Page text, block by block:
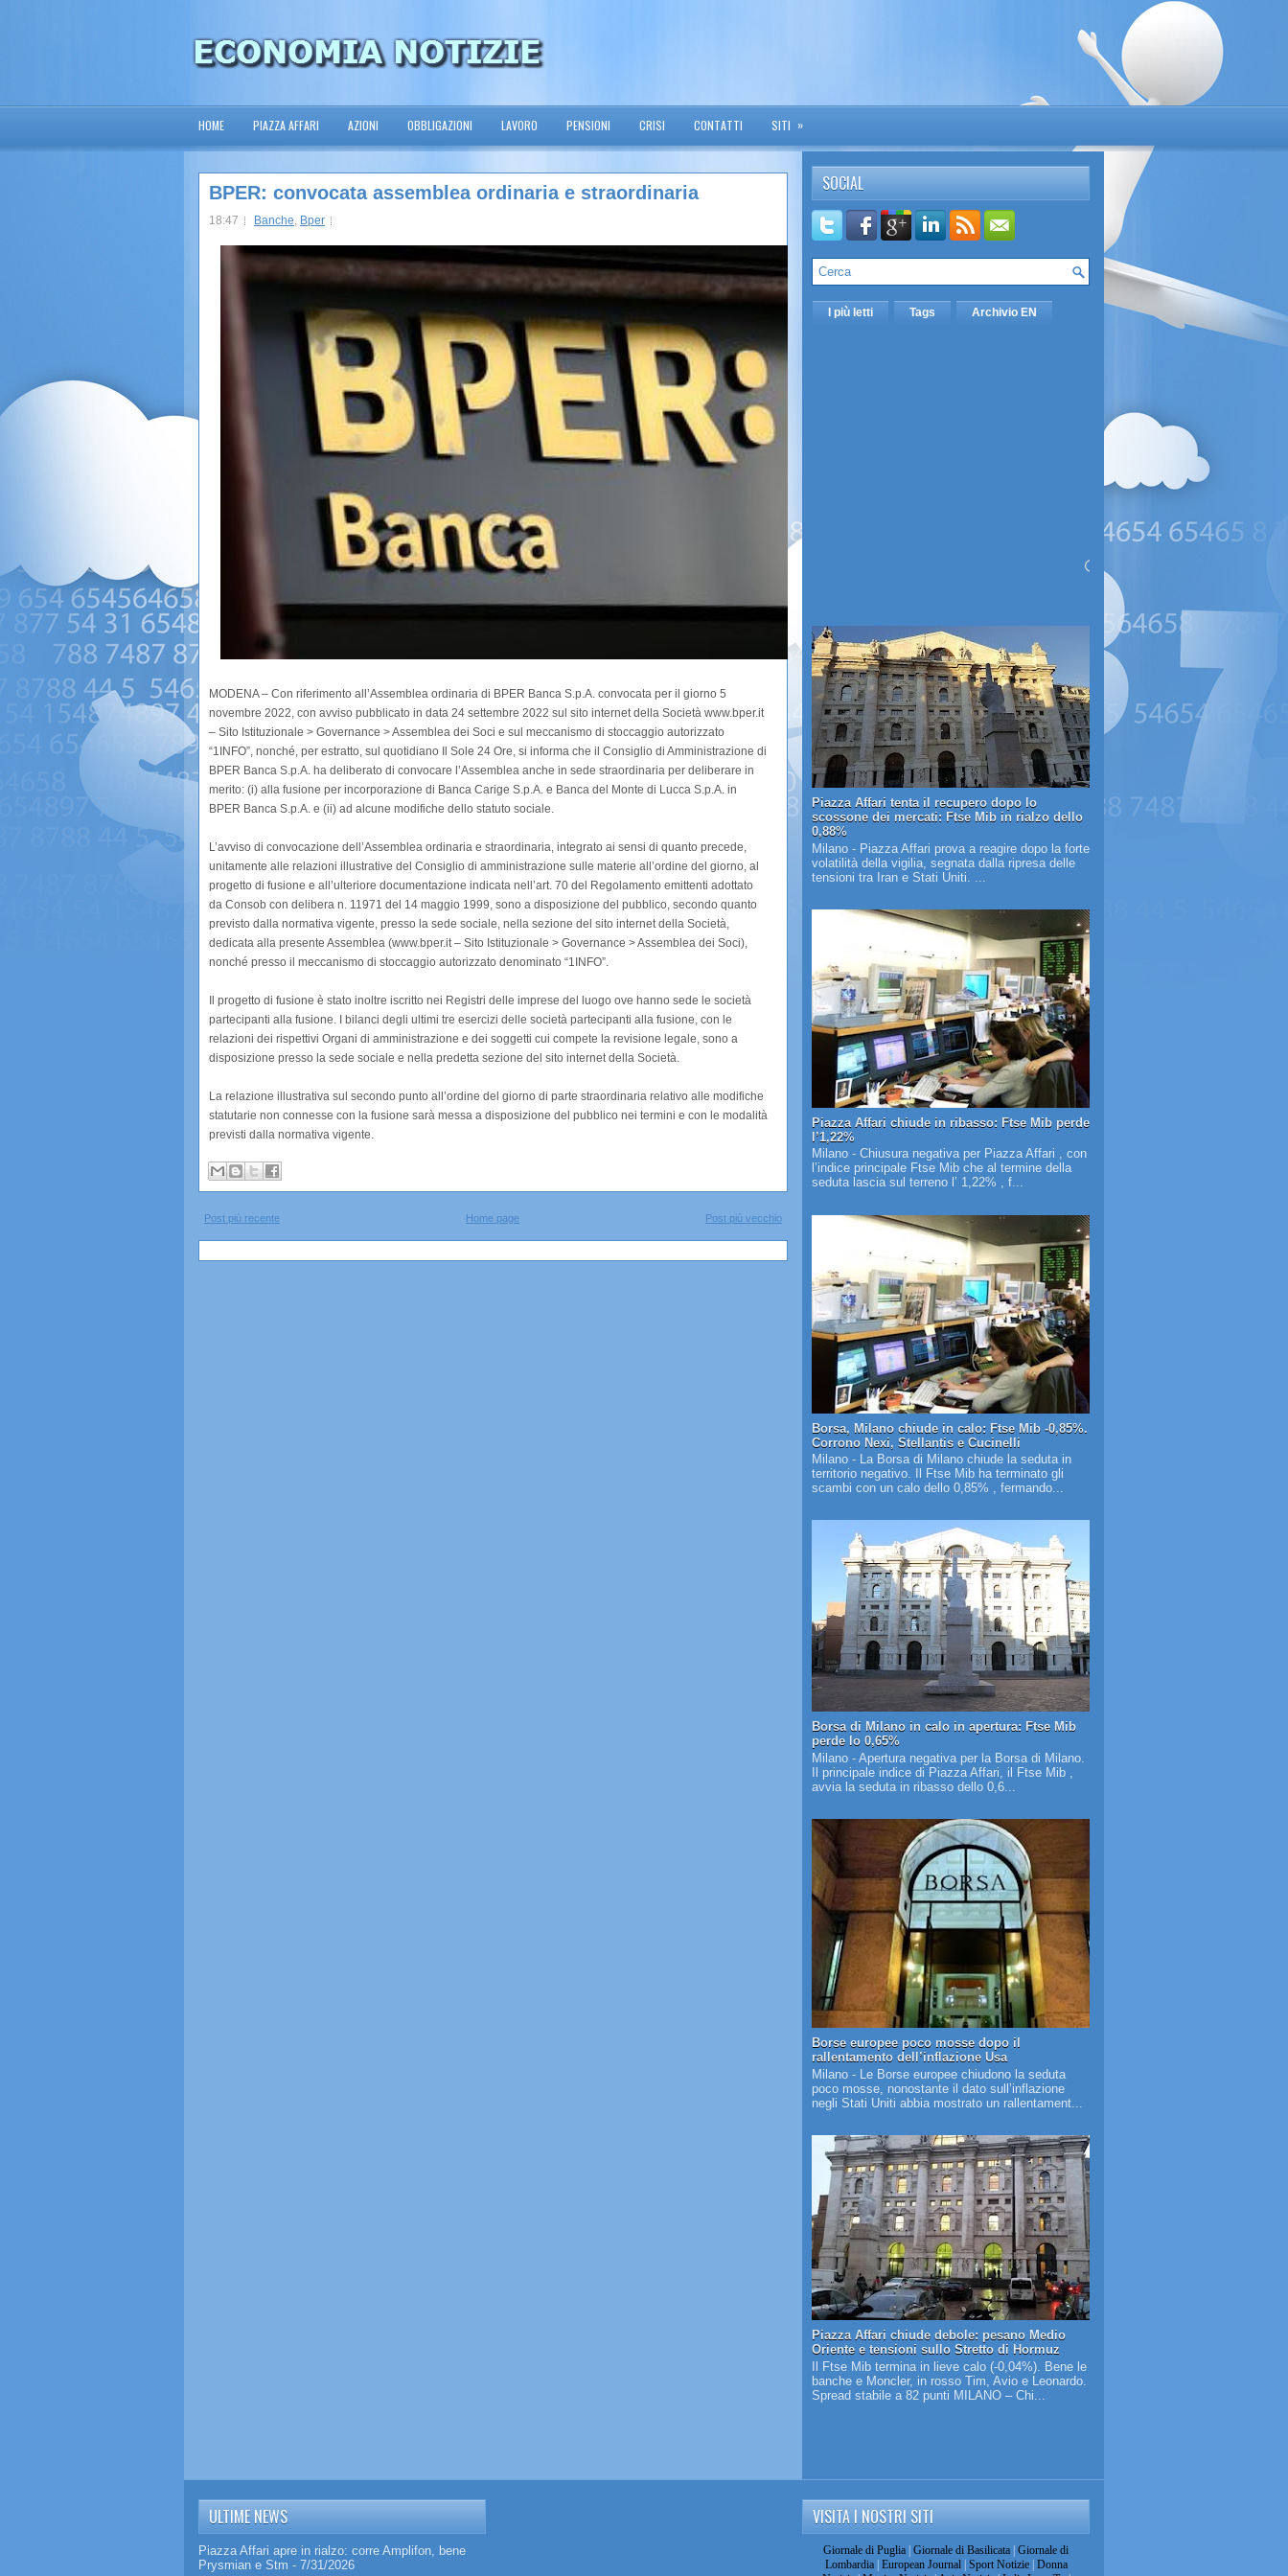
HOME PIAZZA AFFARI AZIONI OBBLIGAZIONI LAVORO PENSIONI CRISI CONTATTI SITI »
BPER: convocata assemblea ordinaria e straordinaria
18:47 Banche, Bper
MODENA – Con riferimento all’Assemblea ordinaria di BPER Banca S.p.A. convocata per il giorno 5
novembre 2022, con avviso pubblicato in data 24 settembre 2022 sul sito internet della Società www.bper.it
– Sito Istituzionale > Governance > Assemblea dei Soci e sul meccanismo di stoccaggio autorizzato
“1INFO”, nonché, per estratto, sul quotidiano Il Sole 24 Ore, si informa che il Consiglio di Amministrazione di
BPER Banca S.p.A. ha deliberato di convocare l’Assemblea anche in sede straordinaria per deliberare in
merito: (i) alla fusione per incorporazione di Banca Carige S.p.A. e Banca del Monte di Lucca S.p.A. in
BPER Banca S.p.A. e (ii) ad alcune modifiche dello statuto sociale.
L’avviso di convocazione dell’Assemblea ordinaria e straordinaria, integrato ai sensi di quanto precede,
unitamente alle relazioni illustrative del Consiglio di amministrazione sulle materie all’ordine del giorno, al
progetto di fusione e all’ulteriore documentazione indicata nell’art. 70 del Regolamento emittenti adottato
da Consob con delibera n. 11971 del 14 maggio 1999, sono a disposizione del pubblico, secondo quanto
previsto dalla normativa vigente, presso la sede sociale, nella sezione del sito internet della Società,
dedicata alla presente Assemblea (www.bper.it – Sito Istituzionale > Governance > Assemblea dei Soci),
nonché presso il meccanismo di stoccaggio autorizzato denominato “1INFO”.
Il progetto di fusione è stato inoltre iscritto nei Registri delle imprese del luogo ove hanno sede le società
partecipanti alla fusione. I bilanci degli ultimi tre esercizi delle società partecipanti alla fusione, con le
relazioni dei rispettivi Organi di amministrazione e dei soggetti cui compete la revisione legale, sono a
disposizione presso la sede sociale e nella predetta sezione del sito internet della Società.
La relazione illustrativa sul secondo punto all’ordine del giorno di parte straordinaria relativo alle modifiche
statutarie non connesse con la fusione sarà messa a disposizione del pubblico nei termini e con le modalità
previsti dalla normativa vigente.
Post più recente Post più vecchio
Home page
SOCIAL
I più letti Tags Archivio EN
Piazza Affari tenta il recupero dopo lo
scossone dei mercati: Ftse Mib in rialzo dello
0,88%
Milano - Piazza Affari prova a reagire dopo la forte
volatilità della vigilia, segnata dalla ripresa delle
tensioni tra Iran e Stati Uniti. ...
Piazza Affari chiude in ribasso: Ftse Mib perde
l’1,22%
Milano - Chiusura negativa per Piazza Affari , con
l’indice principale Ftse Mib che al termine della
seduta lascia sul terreno l’ 1,22% , f...
Borsa, Milano chiude in calo: Ftse Mib -0,85%.
Corrono Nexi, Stellantis e Cucinelli
Milano - La Borsa di Milano chiude la seduta in
territorio negativo. Il Ftse Mib ha terminato gli
scambi con un calo dello 0,85% , fermando...
Borsa di Milano in calo in apertura: Ftse Mib
perde lo 0,65%
Milano - Apertura negativa per la Borsa di Milano.
Il principale indice di Piazza Affari, il Ftse Mib ,
avvia la seduta in ribasso dello 0,6...
Borse europee poco mosse dopo il
rallentamento dell’inflazione Usa
Milano - Le Borse europee chiudono la seduta
poco mosse, nonostante il dato sull’inflazione
negli Stati Uniti abbia mostrato un rallentament...
Piazza Affari chiude debole: pesano Medio
Oriente e tensioni sullo Stretto di Hormuz
Il Ftse Mib termina in lieve calo (-0,04%). Bene le
banche e Moncler, in rosso Tim, Avio e Leonardo.
Spread stabile a 82 punti MILANO – Chi...
ULTIME NEWS
Piazza Affari apre in rialzo: corre Amplifon, bene
Prysmian e Stm - 7/31/2026
VISITA I NOSTRI SITI
Giornale di Puglia | Giornale di Basilicata | Giornale di
Lombardia| European Journal| Sport Notizie| Donna